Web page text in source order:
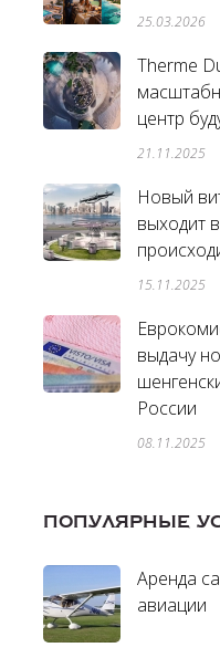
25.03.2026
Therme
центр
21.11.2025
Новый
выходит
15.11.2025
выдачу
России
08.11.2025
ПОПУЛЯРНЫЕ
Аренда
авиации